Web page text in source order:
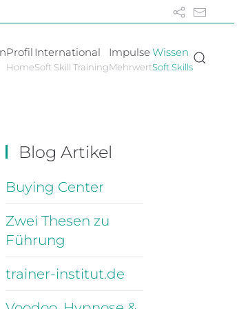
Profil
Home
International
Soft Skill Training
Impulse
Mehrwert
Wissen
Soft Skills
Blog Artikel
Buying Center
Zwei Thesen zu
Führung
trainer-institut.de